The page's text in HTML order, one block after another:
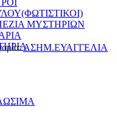
ΜΥΣΤΗΡΙΩΝ
ΑΣΗΜ.ΕΥΑΓΓΕΛΙΑ